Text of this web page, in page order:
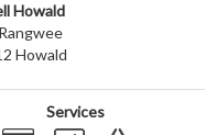
Howald
Howald
Services